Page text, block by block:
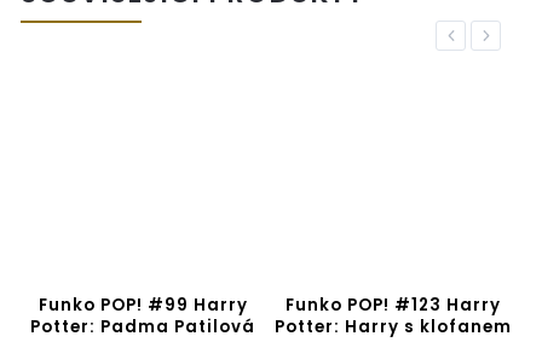
Previous
Funko POP! #99 Harry
Potter: Padma Patilová
Funko POP! #123 Harry
Potter: Harry s klofanem
Next